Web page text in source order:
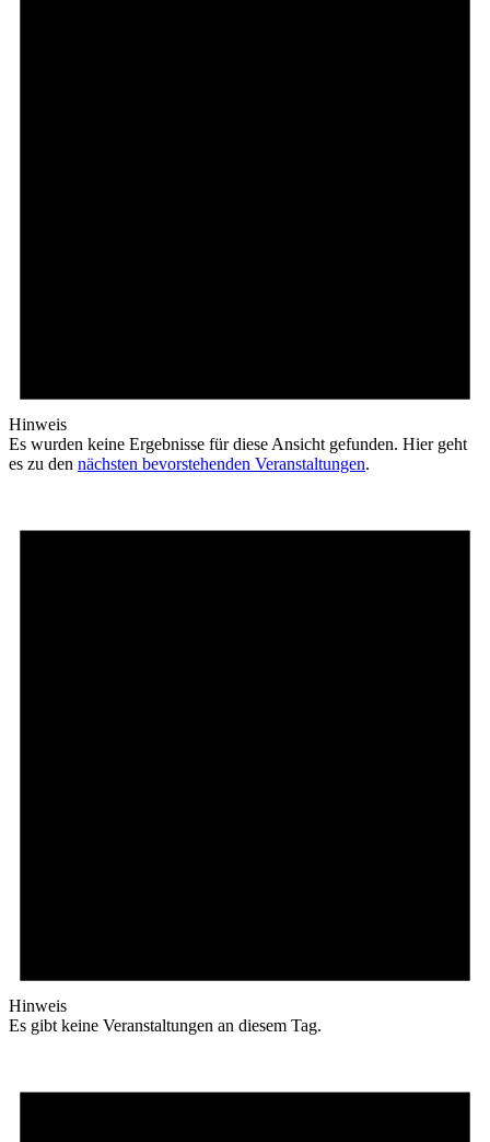
Hinweis
Es wurden keine Ergebnisse für diese Ansicht gefunden. Hier geht
es zu den nächsten bevorstehenden Veranstaltungen.
Hinweis
Es gibt keine Veranstaltungen an diesem Tag.